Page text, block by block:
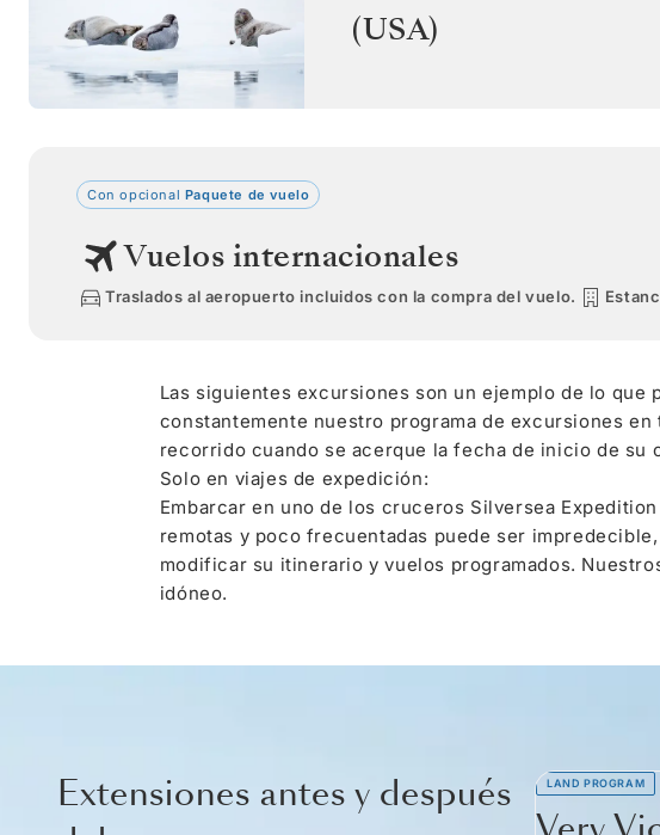
(USA)
Con opcional Paquete de vuelo
Vuelos internacionales
Traslados al aeropuerto incluidos con la compra del vuelo.
Las siguientes excursiones son un ejemplo de lo que
constantemente nuestro programa de excursiones
recorrido cuando se acerque la fecha de inicio de su
Solo en viajes de expedición:
Embarcar en uno de los cruceros Silversea
remotas y poco frecuentadas puede ser
modificar su itinerario y vuelos programados.
idóneo.
Extensiones antes y después
LAND PROGRAM